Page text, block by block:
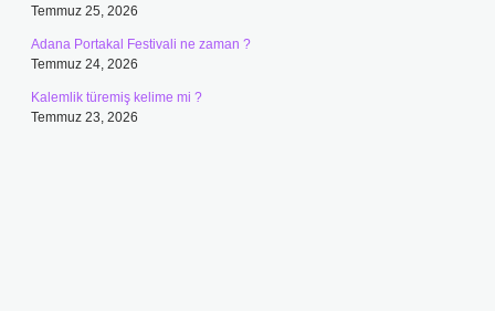
Temmuz 25, 2026
Adana Portakal Festivali ne zaman ?
Temmuz 24, 2026
Kalemlik türemiş kelime mi ?
Temmuz 23, 2026